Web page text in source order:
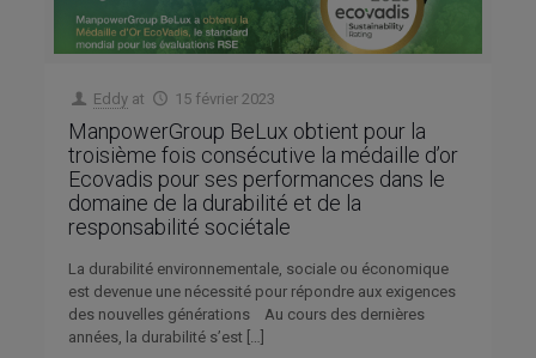
Eddy at 15 février 2023
ManpowerGroup BeLux obtient pour la
troisième fois consécutive la médaille d’or
Ecovadis pour ses performances dans le
domaine de la durabilité et de la
responsabilité sociétale
La durabilité environnementale, sociale ou économique
est devenue une nécessité pour répondre aux exigences
des nouvelles générations Au cours des dernières
années, la durabilité s’est […]